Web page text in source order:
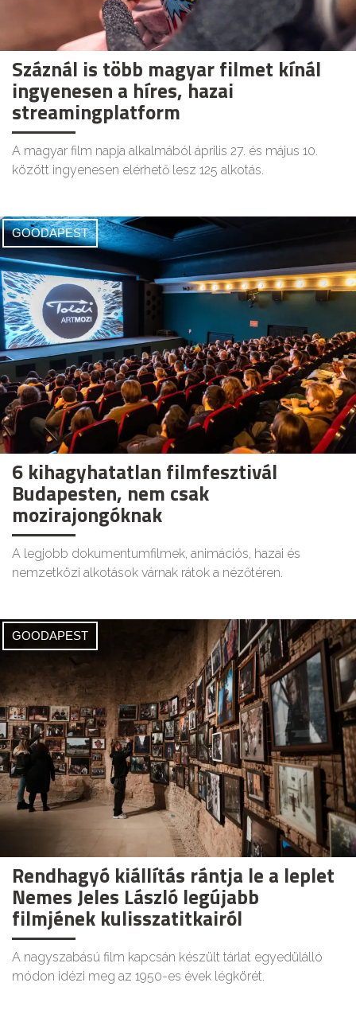
Száznál is több magyar filmet kínál
ingyenesen a híres, hazai
streamingplatform
A magyar film napja alkalmából április 27. és május 10.
között ingyenesen elérhető lesz 125 alkotás.
GOODAPEST
6 kihagyhatatlan filmfesztivál
Budapesten, nem csak
mozirajongóknak
A legjobb dokumentumfilmek, animációs, hazai és
nemzetközi alkotások várnak rátok a nézőtéren.
GOODAPEST
Rendhagyó kiállítás rántja le a leplet
Nemes Jeles László legújabb
filmjének kulisszatitkairól
A nagyszabású film kapcsán készült tárlat egyedülálló
módon idézi meg az 1950-es évek légkörét.